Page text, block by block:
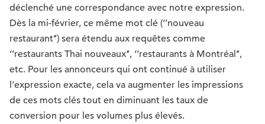
déclenché une correspondance avec notre expression.
Dès la mi-février, ce même mot clé (‘’nouveau
restaurant’’) sera étendu aux requêtes comme
‘’restaurants Thai nouveaux’’, ‘’restaurants à Montréal’’,
etc. Pour les annonceurs qui ont continué à utiliser
l’expression exacte, cela va augmenter les impressions
de ces mots clés tout en diminuant les taux de
conversion pour les volumes plus élevés.